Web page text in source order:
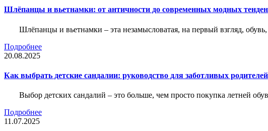
Шлёпанцы и вьетнамки: от античности до современных модных
Шлёпанцы и вьетнамки – эта незамысловатая, на первый взгляд,
Подробнее
20.08.2025
Как выбрать детские сандалии: руководство для заботливых родителей
Выбор детских сандалий – это больше, чем просто покупка летней
Подробнее
11.07.2025